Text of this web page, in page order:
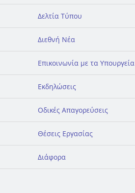
Δελτία Τύπου
Διεθνή Νέα
Επικοινωνία με τα Υπουργεία
Εκδηλώσεις
Οδικές Απαγορεύσεις
Θέσεις Εργασίας
Διάφορα